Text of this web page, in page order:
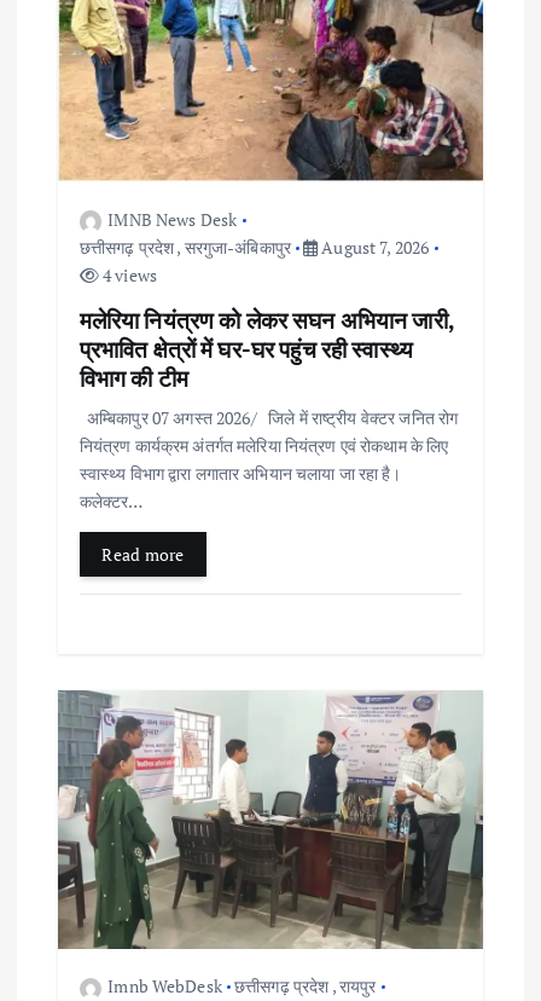
g
a
IMNB News Desk
छत्तीसगढ़ प्रदेश, सरगुजा-अंबिकापुर
August 7, 2026
4 views
मलेरिया नियंत्रण को लेकर सघन अभियान जारी,
प्रभावित क्षेत्रों में घर-घर पहुंच रही स्वास्थ्य
विभाग की टीम
अम्बिकापुर 07 अगस्त 2026/ जिले में राष्ट्रीय वेक्टर जनित रोग
नियंत्रण कार्यक्रम अंतर्गत मलेरिया नियंत्रण एवं रोकथाम के लिए
स्वास्थ्य विभाग द्वारा लगातार अभियान चलाया जा रहा है।
कलेक्टर…
Read more
Imnb WebDesk छत्तीसगढ़ प्रदेश ,रायपुर